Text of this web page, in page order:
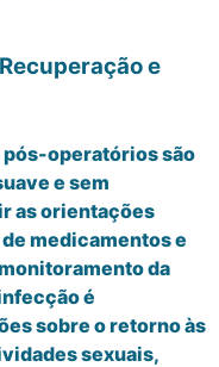
e
pós-operatórios são
e sem
as orientações
medicamentos e
da
é
sobre o retorno às
sexuais,